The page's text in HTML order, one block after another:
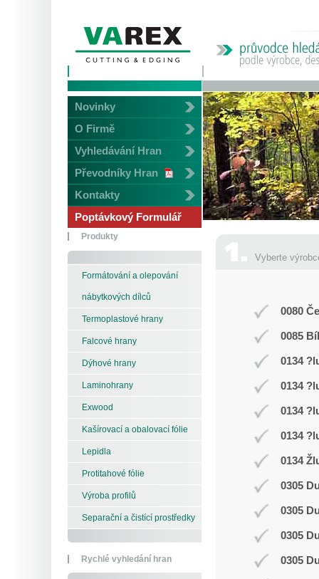
Novinky
O Firmě
Vyhledávání Hran
Převodníky Hran
Kontakty
Poptávkový Formulář
Produkty
Formátování a olepování
nábytkových dílců
Termoplastové hrany
Falcové hrany
Dýhové hrany
Laminohrany
Exwood
Kašírovací a obalovací fólie
Lepidla
Protitahové fólie
Výroba profilů
Separační a čistící prostředky
Rychlé vyhledání hran
Vyberte
0080
0085
0134
0134
0134
0134
0134
0305
0305
0305
0305